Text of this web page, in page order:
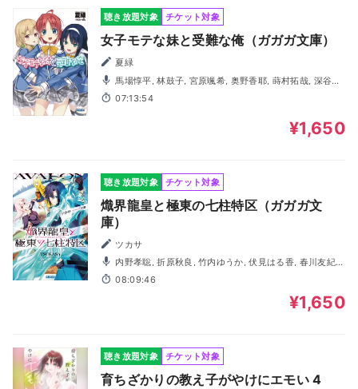
聴き放題対象 チケット対象
女子モテな妹と受難な俺（ガガガ文庫）
夏緑
柴崎まりな
07:13:54
¥1,650
聴き放題対象 チケット対象
熾界龍皇と極東の七柱特区（ガガガ文
庫）
ツカサ
弓野真紀, 馬場惇平
08:09:46
¥1,650
聴き放題対象 チケット対象
育ちざかりの教え子がやけにエモい 4